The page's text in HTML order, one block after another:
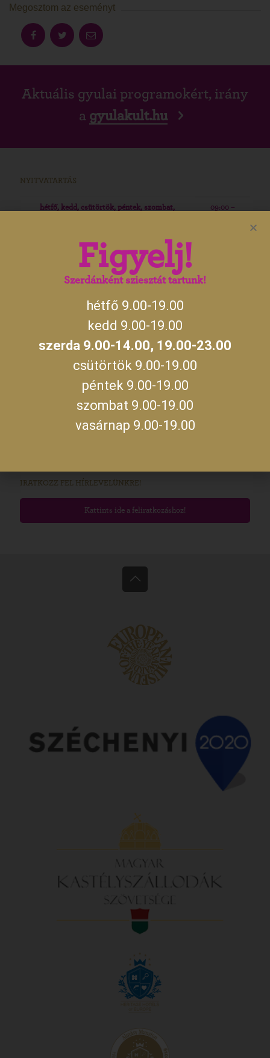
Megosztom az eseményt
Aktuális gyulai programokért, irány
a gyulakult.hu
NYITVATARTÁS
hétfő, kedd, csütörtök, péntek, szombat,
09:00 –
szerda
MEGKÖZELÍTÉS
Kastélyunkat Gyula belvárosában, a Gyulai Várral szemben találod
úton, míg Szeged és Debrecen felől a 47-es úton, Békéscsabán
keresztül közelítheted meg. Személyautóval parkolni a Kossuth
utcán vagy a Maróthy téren tudsz. Ha különjáratos busszal
érkeznétek, az előzetes egyeztetés alkalmával kérdezz rá a parkolás
IRATKOZZ FEL HÍRLEVELÜNKRE!
Kattints ide a feliratkozáshoz!
Figyelj!
Szerdánként sziesztát tartunk!
hétfő 9.00-19.00
kedd 9.00-19.00
szerda 9.00-14.00, 19.00-23.00
csütörtök 9.00-19.00
péntek 9.00-19.00
szombat 9.00-19.00
vasárnap 9.00-19.00